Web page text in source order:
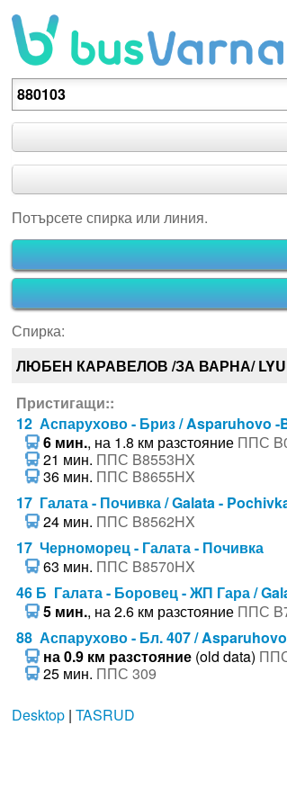
Потърсете спирка или линия.
Потърсете спирка или линия.
Спирка:
ЛЮБЕН КАРАВЕЛОВ /ЗА ВАРНА/
Пристигащи::
12 Аспарухово - Бриз / Asparuhovo -
6 мин., на 1.8 км разстояние ППС
21 мин. ППС B8553HX
36 мин. ППС B8655HX
17 Галата - Почивка / Galata -
24 мин. ППС B8562HX
17 Черноморец - Галата - Почивка
63 мин. ППС B8570HX
46 Б Галата - Боровец - ЖП Гара /
5 мин., на 2.6 км разстояние ППС
88 Аспарухово - Бл. 407 /
на 0.9 км разстояние(old data)
25 мин. ППС 309
Desktop| TASRUD